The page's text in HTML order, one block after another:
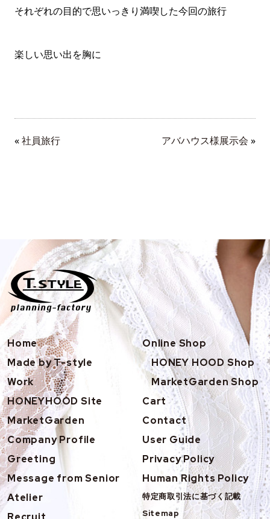
それぞれの目的で思いっきり満喫した今回の旅行
楽しい思い出を胸に
«社員旅行 アバハウス様展示会 »
Home
Made by T-style
Work
HONEYHOOD Site
MarketGarden
Company Profile
Greeting
Message from Senior
Atelier
Online Shop
HONEY HOOD Shop
MarketGarden Shop
Cart
Contact
User Guide
Privacy Policy
Human Rights Policy
特定商取引法に基づく記載
Sitemap